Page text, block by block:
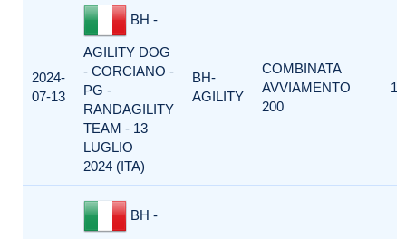
2024-
07-13
BH -
AGILITY DOG
- CORCIANO -
PG -
RANDAGILITY
TEAM - 13
LUGLIO
2024 (ITA)
BH-
AGILITY
COMBINATA
AVVIAMENTO
200
1
BH -